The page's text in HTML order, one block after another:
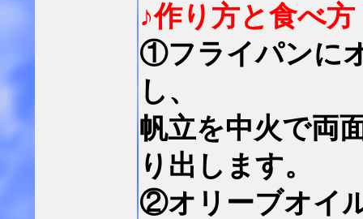
♪作り方と食べ方
①フライパンに
し、
帆立を中火で両
り出します。
②オリーブオイ